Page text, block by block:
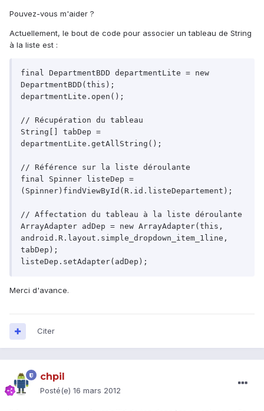
Pouvez-vous m'aider ?
Actuellement, le bout de code pour associer un tableau de String
à la liste est :
final DepartmentBDD departmentLite = new
DepartmentBDD(this);
departmentLite.open();
// Récupération du tableau
String[] tabDep =
departmentLite.getAllString();
// Référence sur la liste déroulante
final Spinner listeDep =
(Spinner)findViewById(R.id.listeDepartement);
// Affectation du tableau à la liste déroulante
ArrayAdapter adDep = new ArrayAdapter(this,
android.R.layout.simple_dropdown_item_1line,
tabDep);
Merci d'avance.
Citer
chpil
Posté(e) 16 mars 2012